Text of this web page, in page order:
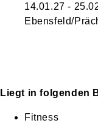
14.01.27 -
Ebensfeld/
Liegt in folgenden
Fitness